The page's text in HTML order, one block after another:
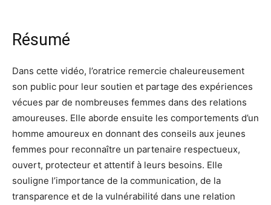
Résumé
Dans cette vidéo, l’oratrice remercie chaleureusement
son public pour leur soutien et partage des expériences
vécues par de nombreuses femmes dans des relations
amoureuses. Elle aborde ensuite les comportements d’un
homme amoureux en donnant des conseils aux jeunes
femmes pour reconnaître un partenaire respectueux,
ouvert, protecteur et attentif à leurs besoins. Elle
souligne l’importance de la communication, de la
transparence et de la vulnérabilité dans une relation